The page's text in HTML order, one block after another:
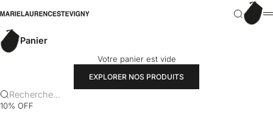
marielaurencestevigny
Recherche
Panier
Panier
Votre panier est vide
EXPLORER NOS PRODUITS
Recherche...
10% OFF